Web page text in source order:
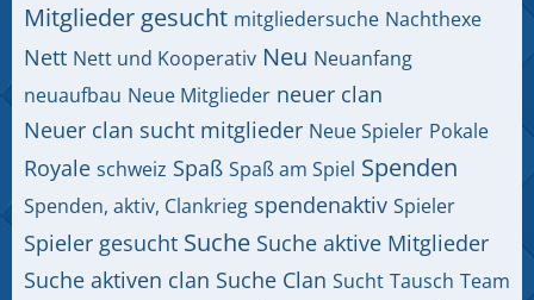
Mitglieder gesucht mitgliedersuche Nachthexe
Nett Nett und Kooperativ Neu Neuanfang
neuaufbau Neue Mitglieder neuer clan
Neuer clan sucht mitglieder Neue Spieler Pokale
Royale schweiz Spaß Spaß am Spiel Spenden
Spenden, aktiv, Clankrieg spendenaktiv Spieler
Spieler gesucht Suche Suche aktive Mitglieder
Suche aktiven clan Suche Clan Sucht Tausch Team